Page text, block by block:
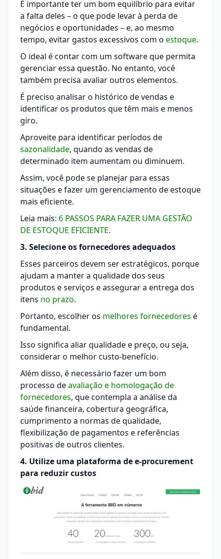
É importante ter um bom equilíbrio para evitar
a falta deles – o que pode levar à perda de
negócios e oportunidades – e, ao mesmo
tempo, evitar gastos excessivos com o estoque.
O ideal é contar com um software que permita
gerenciar essa questão. No entanto, você
também precisa avaliar outros elementos.
É preciso analisar o histórico de vendas e
identificar os produtos que têm mais e menos
giro.
Aproveite para identificar períodos de
sazonalidade, quando as vendas de
determinado item aumentam ou diminuem.
Assim, você pode se planejar para essas
situações e fazer um gerenciamento de estoque
mais eficiente.
Leia mais: 6 PASSOS PARA FAZER UMA GESTÃO
DE ESTOQUE EFICIENTE.
3. Selecione os fornecedores adequados
Esses parceiros devem ser estratégicos, porque
ajudam a manter a qualidade dos seus
produtos e serviços e assegurar a entrega dos
itens no prazo.
Portanto, escolher os melhores fornecedores é
fundamental.
Isso significa aliar qualidade e preço, ou seja,
considerar o melhor custo-benefício.
Além disso, é necessário fazer um bom
processo deavaliação e homologação de
fornecedores, que contempla a análise da
saúde financeira, cobertura geográfica,
cumprimento a normas de qualidade,
flexibilização de pagamentos e referências
positivas de outros clientes.
4. Utilize uma plataforma de e-procurement
para reduzir custos